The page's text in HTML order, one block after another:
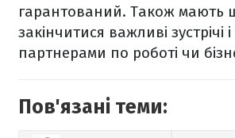
гарантований. Також мають
закінчитися важливі зустрічі і
партнерами по роботі чи
Пов'язані теми: